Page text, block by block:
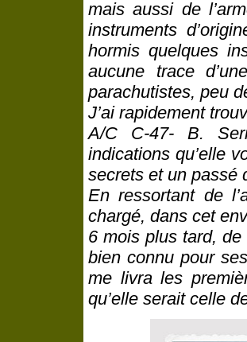
mais aussi de
instruments
hormis quelques
aucune trace
parachutistes, peu
J’ai rapidement
A/C C-47- B.
indications qu’elle
secrets et un passé
En ressortant de
chargé, dans cet
6 mois plus tard, de
bien connu pour
me livra les
qu’elle serait celle